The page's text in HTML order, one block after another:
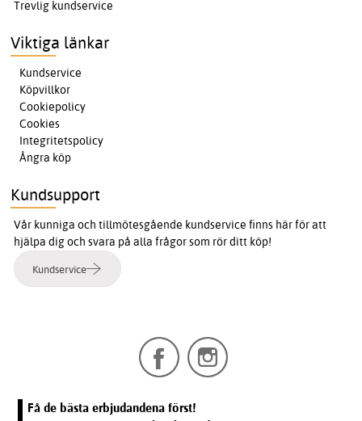
Trevlig kundservice
Viktiga länkar
Kundservice
Köpvillkor
Cookiepolicy
Cookies
Integritetspolicy
Ångra köp
Kundsupport
Vår kunniga och tillmötesgående kundservice finns här för att
hjälpa dig och svara på alla frågor som rör ditt köp!
Kundservice
Få de bästa erbjudandena först!